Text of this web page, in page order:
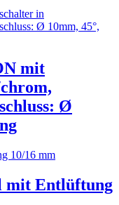
mit
Ø
mit Entlüftung